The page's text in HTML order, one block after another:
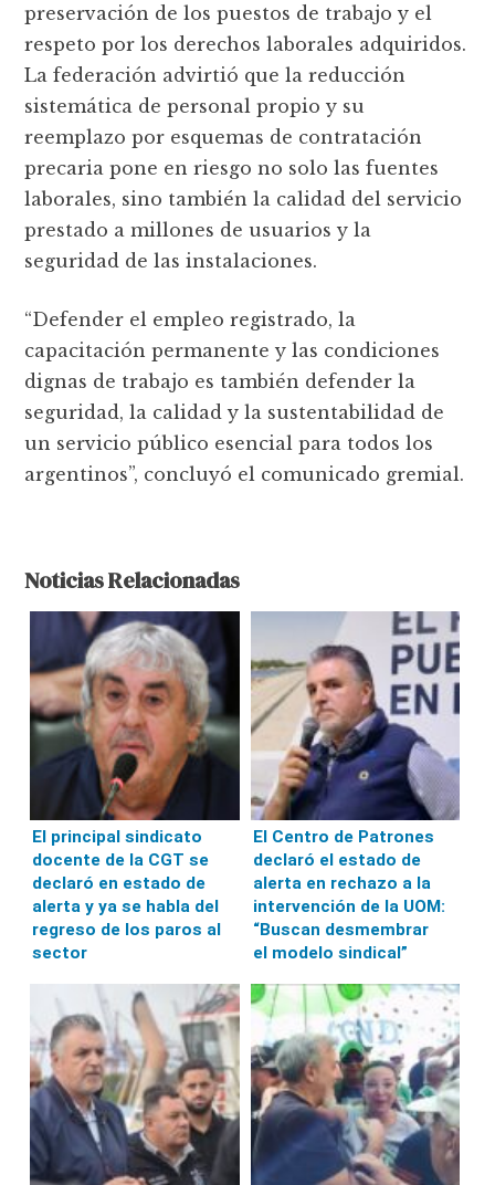
preservación de los puestos de trabajo y el
respeto por los derechos laborales adquiridos.
La federación advirtió que la reducción
sistemática de personal propio y su
reemplazo por esquemas de contratación
precaria pone en riesgo no solo las fuentes
laborales, sino también la calidad del servicio
prestado a millones de usuarios y la
seguridad de las instalaciones.
“Defender el empleo registrado, la
capacitación permanente y las condiciones
dignas de trabajo es también defender la
seguridad, la calidad y la sustentabilidad de
un servicio público esencial para todos los
argentinos”, concluyó el comunicado gremial.
Noticias Relacionadas
El principal sindicato
docente de la CGT se
declaró en estado de
alerta y ya se habla del
regreso de los paros al
sector
El Centro de Patrones
declaró el estado de
alerta en rechazo a la
intervención de la UOM:
“Buscan desmembrar
el modelo sindical”